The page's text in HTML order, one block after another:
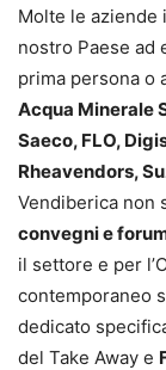
Molte le aziende
nostro Paese ad
prima persona o
Acqua Minerale
Saeco, FLO,
Rheavendors,
Vendiberica non
convegni e
il settore e per
contemporaneo
dedicato
del Take Away e